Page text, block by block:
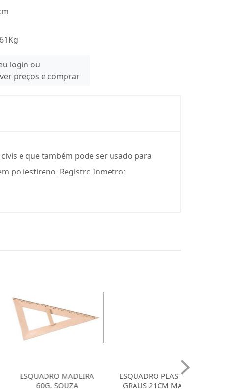
login ou
preços e comprar
e que também pode ser usado para
poliestireno. Registro Inmetro:
MADEIRA
60G. SOUZA
ESQUADRO PLASTICO 45
GRAUS 21CM MAXCRIL